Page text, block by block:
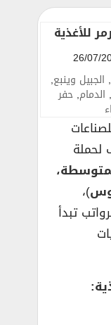
للأغذية
, الجبيل وينبع,
, الدمام,حفر
لحملة
)،
تبدأ